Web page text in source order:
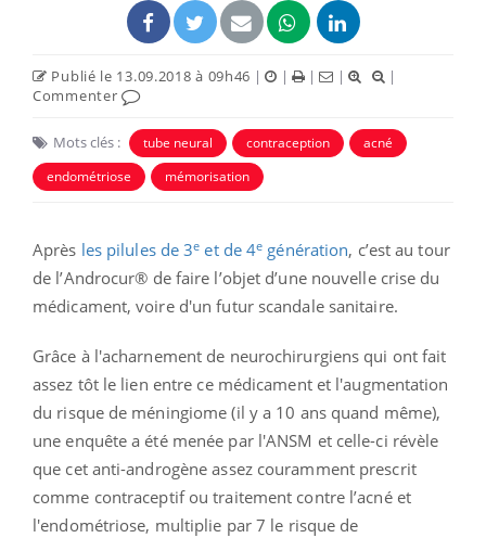
Publié le 13.09.2018 à 09h46 | | | |
|
Commenter
Mots clés : tube neural contraception
acné
endométriose
mémorisation
Après les pilules de 3e et de 4e génération, c’est au tour
de l’Androcur® de faire l’objet d’une nouvelle crise du
médicament, voire d'un futur scandale sanitaire.
Grâce à l'acharnement de neurochirurgiens qui ont fait
assez tôt le lien entre ce médicament et l'augmentation
du risque de méningiome (il y a 10 ans quand même),
une enquête a été menée par l'ANSM et celle-ci révèle
que cet anti-androgène assez couramment prescrit
comme contraceptif ou traitement contre l’acné et
l'endométriose, multiplie par 7 le risque de